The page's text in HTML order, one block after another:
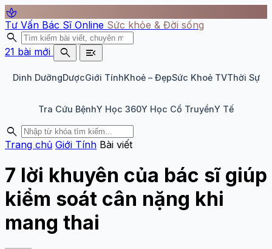
spa
Tư Vấn Bác Sĩ Online Sức khỏe & Đời sống
search
21 bài mới search menu_open
Dinh DưỡngDượcGiới TínhKhoẻ – ĐẹpSức Khoẻ TVThời Sự
Tra Cứu BệnhY Học 360Y Học Cổ TruyềnY Tế
search
Trang chủ Giới Tính Bài viết
7 lời khuyên của bác sĩ giúp
kiểm soát cân nặng khi
mang thai